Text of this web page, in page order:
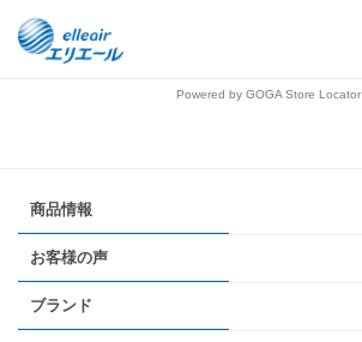
Powered by GOGA Store Locator
商品情報
お客様の声
ブランド